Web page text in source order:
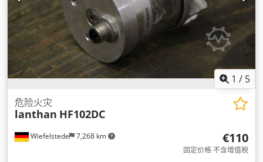
1 / 5
Wiefelstede 7,268 km
危险火灾
lanthan HF102DC
€110
固定价格 不含增值税